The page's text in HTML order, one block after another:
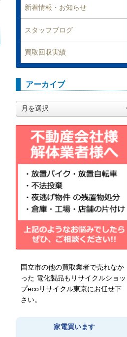
新着情報・お知らせ
スタッフブログ
買取回収実績
アーカイブ
ー
カ
国立市の他の買取業者で売れなか
った 電化製品もリサイクルショッ
プecoリサイクル東京にお任せ下
さい。
家電買います